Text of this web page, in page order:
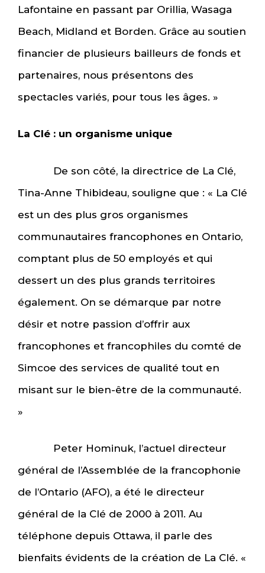
Lafontaine en passant par Orillia, Wasaga
Beach, Midland et Borden. Grâce au soutien
financier de plusieurs bailleurs de fonds et
partenaires, nous présentons des
spectacles variés, pour tous les âges. »
La Clé : un organisme unique
De son côté, la directrice de La Clé,
Tina-Anne Thibideau, souligne que : « La Clé
est un des plus gros organismes
communautaires francophones en Ontario,
comptant plus de 50 employés et qui
dessert un des plus grands territoires
également. On se démarque par notre
désir et notre passion d’offrir aux
francophones et francophiles du comté de
Simcoe des services de qualité tout en
misant sur le bien-être de la communauté.
»
Peter Hominuk, l’actuel directeur
général de l’Assemblée de la francophonie
de l’Ontario (AFO), a été le directeur
général de la Clé de 2000 à 2011. Au
téléphone depuis Ottawa, il parle des
bienfaits évidents de la création de La Clé. «